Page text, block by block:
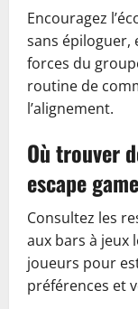
Encouragez
sans épiloguer,
forces du
routine de
l’alignement.
Où trouver
escape
Consultez les
aux bars à jeux
joueurs pour
préférences et